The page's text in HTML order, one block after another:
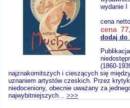
wydanie I
cena
cena
dodaj do
(1860-
najznakomitszych i cieszących się
uznaniem artystów czeskich. Przez
niedoceniony, obecnie uważany za
najwybitniejszych... >>>